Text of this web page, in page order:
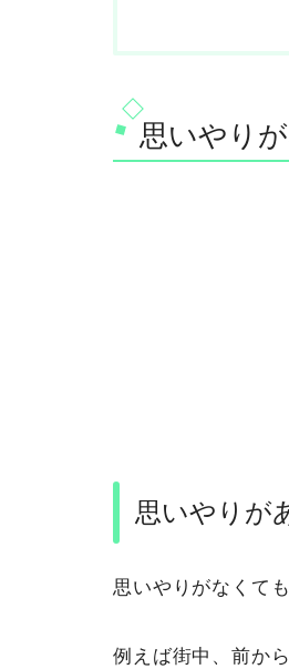
思いやり
思いやりが
思いやりがなくて
例えば街中、前か